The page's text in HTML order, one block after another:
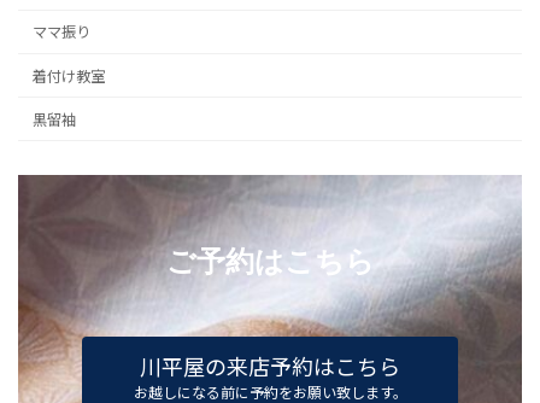
ママ振り
着付け教室
黒留袖
ご予約はこちら
川平屋の来店予約はこちら
お越しになる前に予約をお願い致します。